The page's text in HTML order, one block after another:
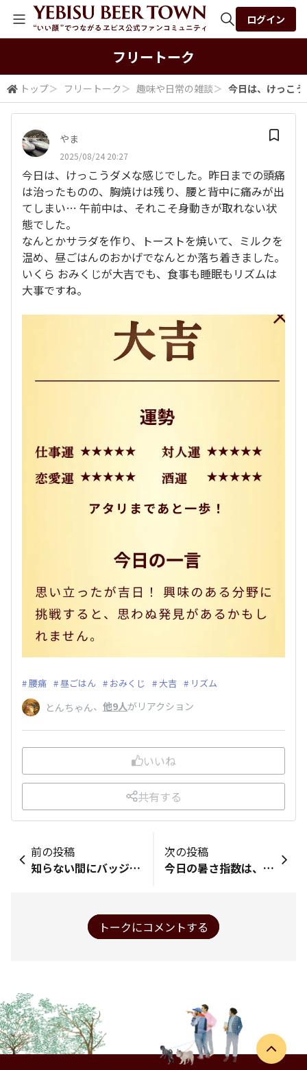
検索
ログイン
フリートーク
トップ＞ フリートーク ＞ 趣味や日常の雑談＞ 今日は、けっこ
やま
2025/08/24 20:27
今日は、けっこうダメな感じでした。昨日までの頭痛
は治ったものの、胸焼けは残り、腰と背中に痛みが出
てしまい… 午前中は、それこそ身動きが取れない状
態でした。
なんとかサラダを作り、トーストを焼いて、ミルクを
温め、昼ごはんのおかげでなんとか落ち着きました。
いくら おみくじが大吉でも、食事も睡眠もリズムは
大事ですね。
腰痛 昼ごはん おみくじ 大吉 リズム
とんちゃん、 他9人がリアクション
いいね
共有する
前の投稿
知らない間にバッジが増えてました 嬉しいですね ありがとうございます。
次の投稿
今日の暑さ指数は、４４❕❕ 今週はまだまだ暑さが続くらしい🥵🥵😱 太平洋高気圧にチベット高気圧🔥🔥 なんとかなりませんか❕❕
トークにコメントする